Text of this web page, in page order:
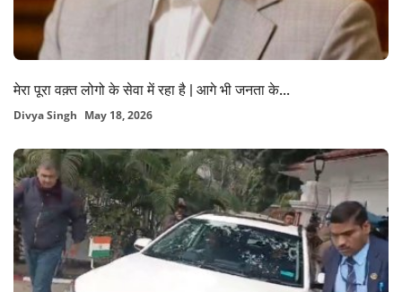
मेरा पूरा वक़्त लोगो के सेवा में रहा है | आगे भी जनता के...
Divya Singh May 18, 2026